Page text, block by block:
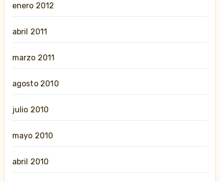
enero 2012
abril 2011
marzo 2011
agosto 2010
julio 2010
mayo 2010
abril 2010